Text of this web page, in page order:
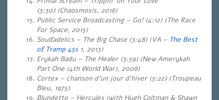
(3:30) (Chaosmosis, 2016)
Public Service Broadcasting – Go! (4:12) (The Race
For Space, 2015)
Soulfadelics – The Big Chase (3:48) (VA – The Best
of Tramp 45s 1, 2013)
Erykah Badu – The Healer (3:59) (New Amerykah
Part One (4th World War), 2008)
Cortex – chanson d’un jour d’hiver (5:22) (Troupeau
Bleu, 1975)
Blundetto – Hercules (with Hugh Coltman & Shawn